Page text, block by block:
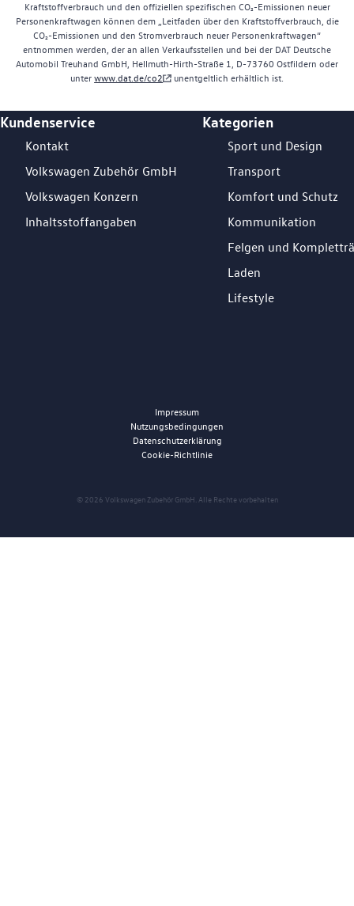
Kraftstoffverbrauch und den offiziellen spezifischen CO₂-Emissionen neuer
Personenkraftwagen können dem „Leitfaden über den Kraftstoffverbrauch, die
CO₂-Emissionen und den Stromverbrauch neuer Personenkraftwagen“
entnommen werden, der an allen Verkaufsstellen und bei der DAT Deutsche
Automobil Treuhand GmbH, Hellmuth-Hirth-Straße 1, D-73760 Ostfildern oder
unterwww.dat.de/co2 unentgeltlich erhältlich ist.
Footer Teaser
Kundenservice
Kontakt
Volkswagen Zubehör GmbH
Volkswagen Konzern
Inhaltsstoffangaben
Kategorien
Sport und Design
Transport
Komfort und Schutz
Kommunikation
Felgen und
Laden
Lifestyle
© 2026 Volkswagen Zubehör GmbH. Alle Rechte vorbehalten
Impressum
Nutzungsbedingungen
Datenschutzerklärung
Cookie-Richtlinie